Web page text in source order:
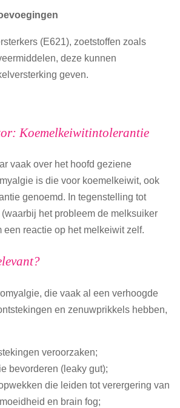
(E621), zoetstoffen zoals
deze kunnen
geven.
Koemelkeiwitintolerantie
vaak over het hoofd geziene
is die voor koemelkeiwit, ook
genoemd. In tegenstelling tot
het probleem de melksuiker
een reactie op het melkeiwit zelf.
die vaak al een verhoogde
en zenuwprikkels hebben,
veroorzaken;
bevorderen (leaky gut);
die leiden tot verergering van
en brain fog;